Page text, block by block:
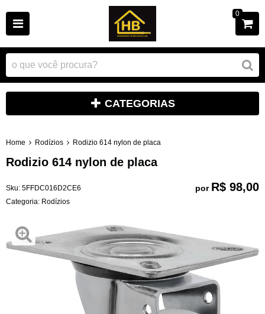
0
CATEGORIAS
Home Rodízios Rodizio 614 nylon de placa
Rodizio 614 nylon de placa
Sku: 5FFDC016D2CE6
Categoria: Rodízios
por R$ 98,00